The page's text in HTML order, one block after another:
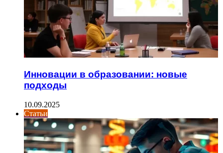
Инновации в образовании: новые
подходы
10.09.2025
Статьи